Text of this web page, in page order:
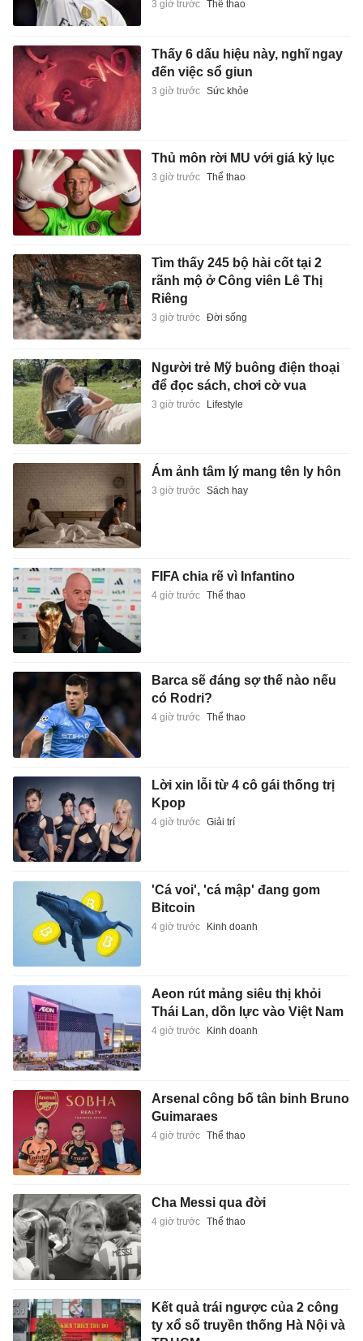
3 giờ trước Thể thao
Thấy 6 dấu hiệu này, nghĩ ngay
đến việc sổ giun
3 giờ trước Sức khỏe
Thủ môn rời MU với giá kỷ lục
3 giờ trước Thể thao
Tìm thấy 245 bộ hài cốt tại 2
rãnh mộ ở Công viên Lê Thị
Riêng
3 giờ trước Đời sống
Người trẻ Mỹ buông điện thoại
để đọc sách, chơi cờ vua
3 giờ trước Lifestyle
Ám ảnh tâm lý mang tên ly hôn
3 giờ trước Sách hay
FIFA chia rẽ vì Infantino
4 giờ trước Thể thao
Barca sẽ đáng sợ thế nào nếu
có Rodri?
4 giờ trước Thể thao
Lời xin lỗi từ 4 cô gái thống trị
Kpop
4 giờ trước Giải trí
'Cá voi', 'cá mập' đang gom
Bitcoin
4 giờ trước Kinh doanh
Aeon rút mảng siêu thị khỏi
Thái Lan, dồn lực vào Việt Nam
4 giờ trước Kinh doanh
Arsenal công bố tân binh Bruno
Guimaraes
4 giờ trước Thể thao
Cha Messi qua đời
4 giờ trước Thể thao
Kết quả trái ngược của 2 công
ty xổ số truyền thống Hà Nội và